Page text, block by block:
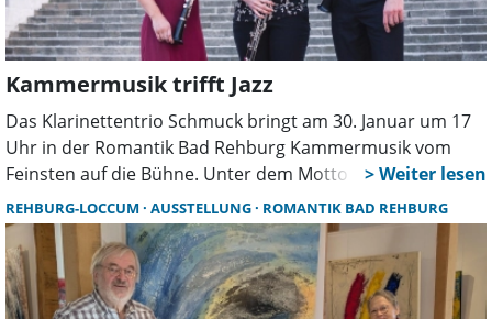
Kammermusik trifft Jazz
Das Klarinettentrio Schmuck bringt am 30. Januar um 17
Uhr in der Romantik Bad Rehburg Kammermusik vom
Feinsten auf die Bühne. Unter dem Motto „Von Klassik bis
Jazz“ erwartet die Gäste ein abwechslungsreiches
Programm mit Klassik, Filmmusik, Tango und Jazz –
lebendig moderiert und virtuos gespielt.
REHBURG-LOCCUM AUSSTELLUNG ROMANTIK BAD REHBURG